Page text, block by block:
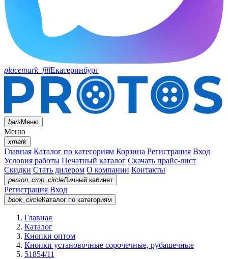
placemark_fillЕкатеринбург
barsМеню
Меню
xmark
Главная Каталог по категориям Корзина Регистрация Вход
Условия работы Печатный каталог Скачать прайс-лист
Скидки Стать дилером О компании Контакты
person_crop_circleЛичный кабинет
Регистрация Вход
book_circleКаталог по категориям
Главная
Каталог
Кнопки оптом
Кнопки установочные сорочечные, рубашечные
51854/11